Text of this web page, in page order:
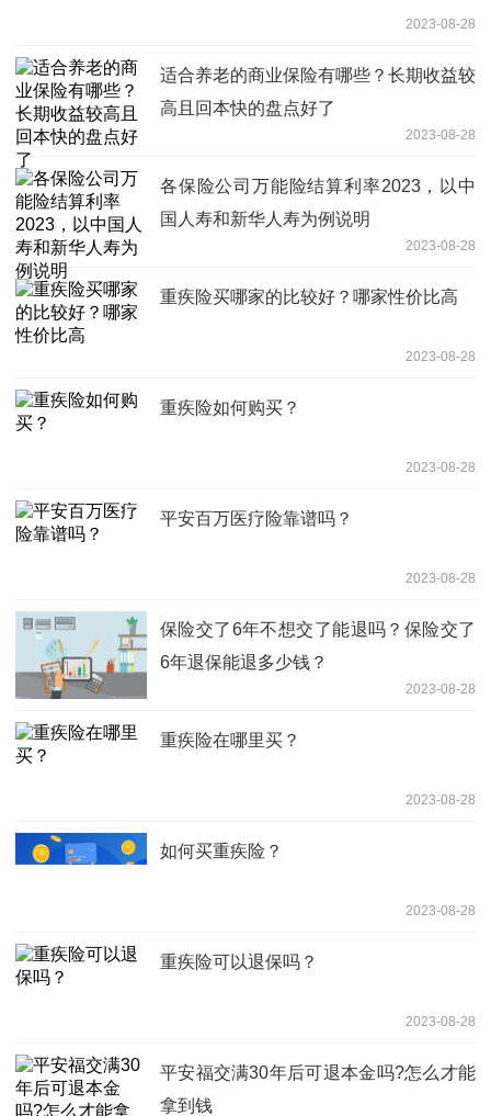
2023-08-28
适合养老的商业保险有哪些？长期收益较
高且回本快的盘点好了
2023-08-28
各保险公司万能险结算利率2023，以中
国人寿和新华人寿为例说明
2023-08-28
重疾险买哪家的比较好？哪家性价比高
2023-08-28
重疾险如何购买？
2023-08-28
平安百万医疗险靠谱吗？
2023-08-28
保险交了6年不想交了能退吗？保险交了
6年退保能退多少钱？
2023-08-28
重疾险在哪里买？
2023-08-28
如何买重疾险？
2023-08-28
重疾险可以退保吗？
2023-08-28
平安福交满30年后可退本金吗?怎么才能
拿到钱